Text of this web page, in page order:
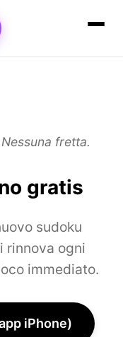
fretta.
gratis
sudoku
rinnova ogni
immediato.
iPhone)